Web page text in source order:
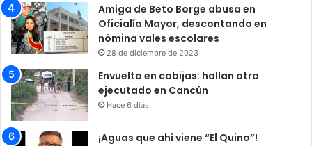
Amiga de Beto Borge abusa en
Oficialía Mayor, descontando en
nómina vales escolares
28 de diciembre de 2023
Envuelto en cobijas: hallan otro
ejecutado en Cancún
Hace 6 días
¡Aguas que ahí viene “El Quino”!